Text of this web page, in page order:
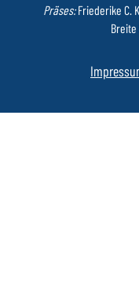
Präses:Friederike C.
Breite